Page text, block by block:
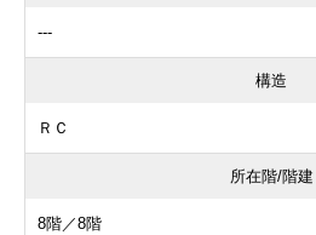
---
構造
ＲＣ
所在階/階建
8階／8階